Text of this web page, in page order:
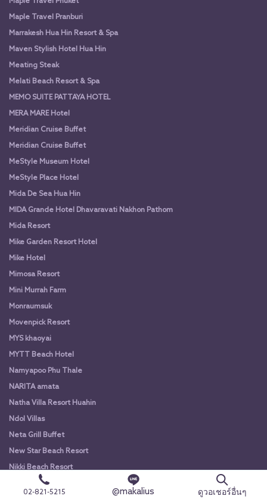
Maple Travel Pranburi
Marrakesh Hua Hin Resort & Spa
Maven Stylish Hotel Hua Hin
Meating Steak
Melati Beach Resort & Spa
MEMO SUITE PATTAYA HOTEL
MERA MARE Hotel
Meridian Cruise Buffet
Meridian Cruise Buffet
MeStyle Museum Hotel
MeStyle Place Hotel
Mida De Sea Hua Hin
MIDA Grande Hotel Dhavaravati Nakhon Pathom
Mida Resort
Mike Garden Resort Hotel
Mike Hotel
Mimosa Resort
Mini Murrah Farm
Monraumsuk
Movenpick Resort
MYS khaoyai
MYTT Beach Hotel
Namyapoo Phu Thale
NARITA amata
Natha Villa Resort Huahin
Ndol Villas
Neta Grill Buffet
New Star Beach Resort
Nikki Beach Resort
Noah Cruise Bangkok
02-821-5215 @makalius ดูวอเชอร์อื่นๆ